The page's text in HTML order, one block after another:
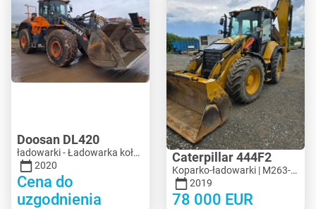
Doosan DL420
ładowarki - Ładowarka kołowa | M694-5313 | MK694-5313
2020
Cena do
uzgodnienia
Caterpillar 444F2
Koparko-ładowarki | M263-7713 | MK263-7713
2019
78 000 EUR